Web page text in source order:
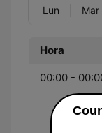
Lun Mar
Hora
00:00 -